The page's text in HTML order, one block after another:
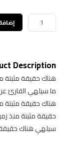
كمية
تجميع
Description
هناك حقيقة
ما سيلهي القارئ
هناك حقيقة
حقيقة مثبتة منذ
سيلهي هناك